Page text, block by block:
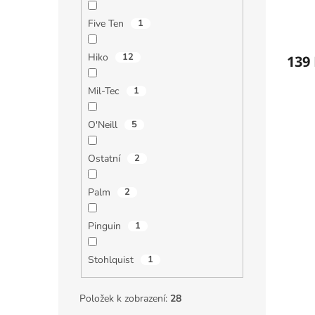
Five Ten 1
Hiko 12
Mil-Tec 1
O'Neill 5
Ostatní 2
Palm 2
Pinguin 1
Stohlquist 1
Položek k zobrazení: 28
139